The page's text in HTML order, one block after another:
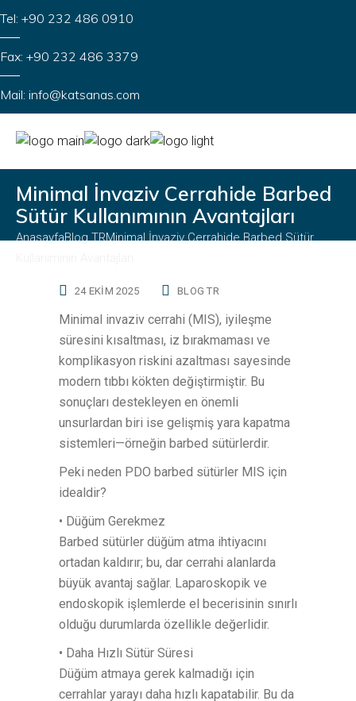
Tel: +90 232 486 0910
Fax: +90 232 486 3379
Mail: info@katsanas.com
Minimal İnvaziv Cerrahide Barbed
Sütür Kullanımının Avantajları
AnasayfaBlog TRMinimal İnvaziv Cerrahide Barbed Sütür
24 EKIM 2025 BLOG TR
Minimal invaziv cerrahi (MIS), iyileşme
süresini kısaltması, iz bırakmaması ve
komplikasyon riskini azaltması sayesinde
modern tıbbı kökten değiştirmiştir. Bu
sonuçları destekleyen en önemli
unsurlardan biri ise gelişmiş yara kapatma
sistemleri—örneğin barbed sütürlerdir.
Peki neden PDO barbed sütürler MIS için
idealdir?
• Düğüm Gerekmez
Barbed sütürler düğüm atma ihtiyacını
ortadan kaldırır; bu, dar cerrahi alanlarda
büyük avantaj sağlar. Laparoskopik ve
endoskopik işlemlerde el becerisinin sınırlı
olduğu durumlarda özellikle değerlidir.
• Daha Hızlı Sütür Süresi
Düğüm atmaya gerek kalmadığı için
cerrahlar yarayı daha hızlı kapatabilir. Bu da